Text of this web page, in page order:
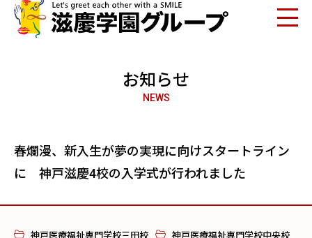
お知らせ
NEWS
春爛漫、新入生が夢の実現に向けスタートライン
に 神戸滋慶4校の入学式が行われました
神戸医療福祉専門学校三田校
神戸医療福祉専門学校中央校